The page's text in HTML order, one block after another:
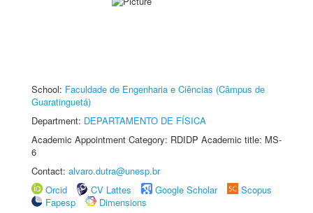
School: Faculdade de Engenharia e Ciências (Câmpus de
Guaratinguetá)
Department: DEPARTAMENTO DE FÍSICA
Academic Appointment Category: RDIDP Academic title: MS-
6
Contact: alvaro.dutra@unesp.br
Orcid
CV Lattes Google Scholar
Scopus
Fapesp
Dimensions